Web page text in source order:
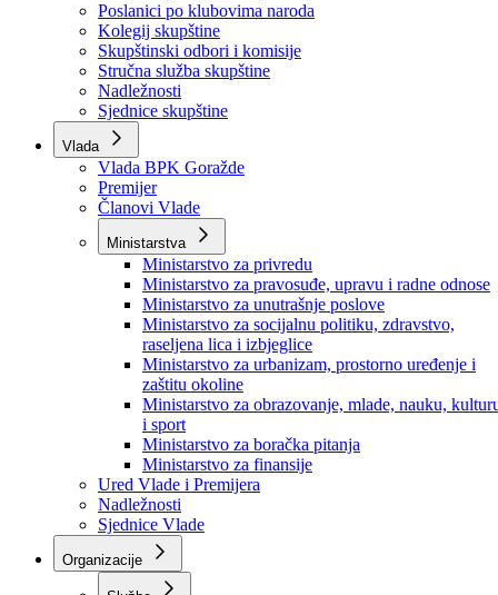
Skupština BPK Goražde
Rukovodstvo
Poslanici po strankama
Poslanici po klubovima naroda
Kolegij skupštine
Skupštinski odbori i komisije
Stručna služba skupštine
Nadležnosti
Sjednice skupštine
Vlada
Vlada BPK Goražde
Premijer
Članovi Vlade
Ministarstva
Ministarstvo za privredu
Ministarstvo za pravosuđe, upravu i radne odnose
Ministarstvo za unutrašnje poslove
Ministarstvo za socijalnu politiku, zdravstvo,
raseljena lica i izbjeglice
Ministarstvo za urbanizam, prostorno uređenje i
zaštitu okoline
Ministarstvo za obrazovanje, mlade, nauku,
i sport
Ministarstvo za boračka pitanja
Ministarstvo za finansije
Ured Vlade i Premijera
Nadležnosti
Sjednice Vlade